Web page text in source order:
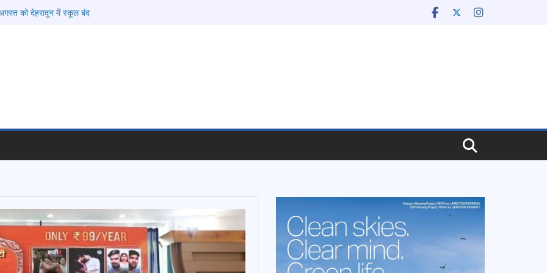
अगस्त को देहरादून में स्कूल बंद